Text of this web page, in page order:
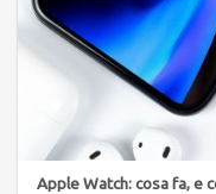
Apple Watch: cosa fa, e